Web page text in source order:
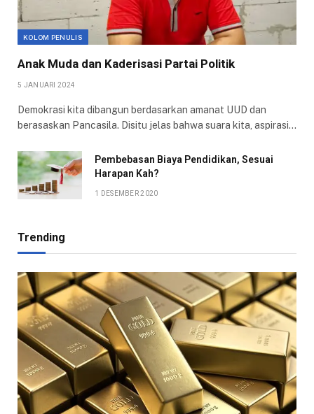
KOLOM PENULIS
Anak Muda dan Kaderisasi Partai Politik
5 JANUARI 2024
Demokrasi kita dibangun berdasarkan amanat UUD dan
berasaskan Pancasila. Disitu jelas bahwa suara kita, aspirasi…
Pembebasan Biaya Pendidikan, Sesuai
Harapan Kah?
1 DESEMBER 2020
Trending